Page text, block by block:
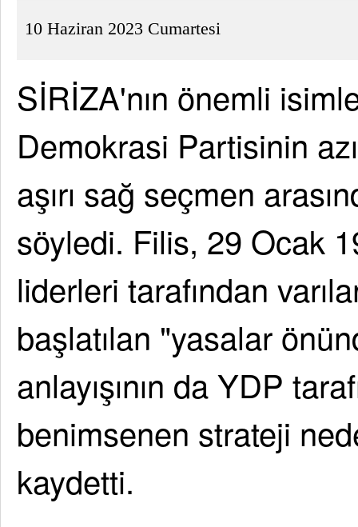
10 Haziran 2023 Cumartesi
SİRİZA'nın önemli
Demokrasi Partisinin
aşırı sağ seçmen
söyledi. Filis, 29 Ocak
liderleri tarafından
başlatılan "yasalar
anlayışının da YDP
benimsenen strateji
kaydetti.